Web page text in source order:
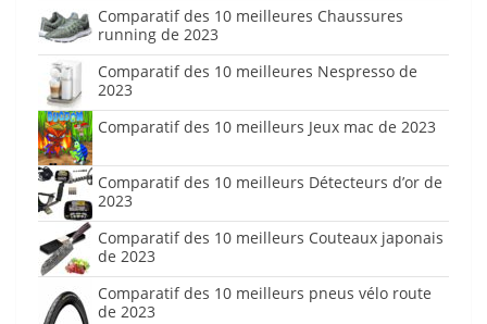
Comparatif des 10 meilleures Chaussures
running de 2023
Comparatif des 10 meilleures Nespresso de
2023
Comparatif des 10 meilleurs Jeux mac de 2023
Comparatif des 10 meilleurs Détecteurs d’or de
2023
Comparatif des 10 meilleurs Couteaux japonais
de 2023
Comparatif des 10 meilleurs pneus vélo route
de 2023